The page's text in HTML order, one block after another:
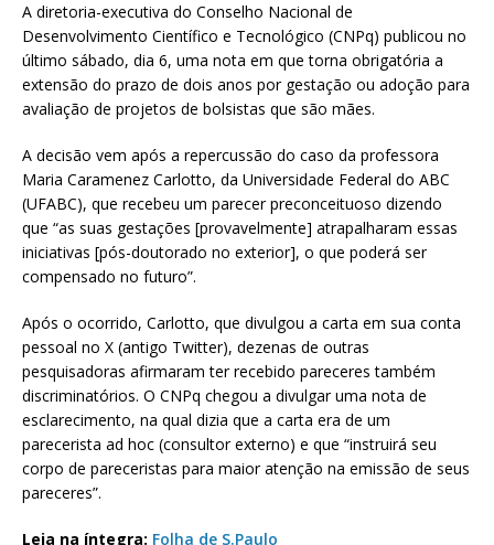
A diretoria-executiva do Conselho Nacional de
Desenvolvimento Científico e Tecnológico (CNPq) publicou no
último sábado, dia 6, uma nota em que torna obrigatória a
extensão do prazo de dois anos por gestação ou adoção para
avaliação de projetos de bolsistas que são mães.
A decisão vem após a repercussão do caso da professora
Maria Caramenez Carlotto, da Universidade Federal do ABC
(UFABC), que recebeu um parecer preconceituoso dizendo
que “as suas gestações [provavelmente] atrapalharam essas
iniciativas [pós-doutorado no exterior], o que poderá ser
compensado no futuro”.
Após o ocorrido, Carlotto, que divulgou a carta em sua conta
pessoal no X (antigo Twitter), dezenas de outras
pesquisadoras afirmaram ter recebido pareceres também
discriminatórios. O CNPq chegou a divulgar uma nota de
esclarecimento, na qual dizia que a carta era de um
parecerista ad hoc (consultor externo) e que “instruirá seu
corpo de pareceristas para maior atenção na emissão de seus
pareceres”.
Leia na íntegra: Folha de S.Paulo